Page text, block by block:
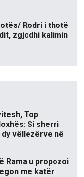
Rodri i thotë
zgjodhi kalimin
Top
Si sherri
vëllezërve në
Rama u propozoi
me katër